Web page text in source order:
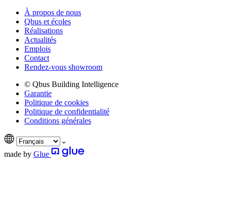
À propos de nous
Qbus et écoles
Réalisations
Actualités
Emplois
Contact
Rendez-vous showroom
© Qbus Building Intelligence
Garantie
Politique de cookies
Politique de confidentialité
Conditions générales
made by Glue